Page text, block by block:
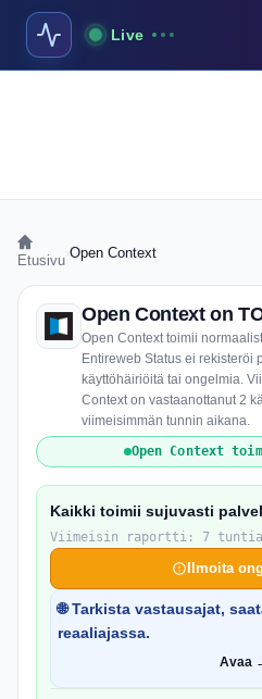
Live
Etusivu Open Context
Open Context on
Open Context toimii
Entireweb Status ei
käyttöhäiriöitä tai ongelmia.
Context on vastaanottanut 2
viimeisimmän tunnin aikana.
Open Context
Kaikki toimii sujuvasti
Viimeisin raportti: 7
Ilmoita
🌐 Tarkista vastausajat,
reaaliajassa.
Avaa